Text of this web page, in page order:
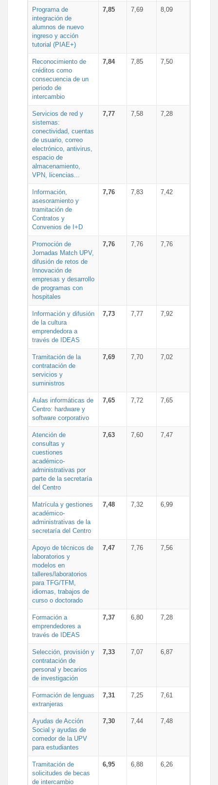
Programa de
integración de
alumnos de nuevo
ingreso y acción
tutorial (PIAE+)
7,85 7,69 8,09
Reconocimiento de
créditos como
consecuencia de un
periodo de
intercambio
7,84 7,85 7,50
Servicios de red y
sistemas:
conectividad, cuentas
de usuario, correo
electrónico, antivirus,
espacio de
almacenamiento,
VPN, licencias...
7,77 7,58 7,28
Información,
asesoramiento y
tramitación de
Contratos y
Convenios de I+D
7,76 7,83 7,42
Promoción de
Jornadas Match UPV,
difusión de retos de
Innovación de
empresas y desarrollo
de programas con
hospitales
7,76 7,76 7,76
Información y difusión
de la cultura
emprendedora a
través de IDEAS
7,73 7,77 7,92
Tramitación de la
contratación de
servicios y
suministros
7,69 7,70 7,02
Aulas informáticas de
Centro: hardware y
software corporativo
7,65 7,72 7,65
Atención de
consultas y
cuestiones
académico-
administrativas por
parte de la secretaría
del Centro
7,63 7,60 7,47
Matrícula y gestiones
académico-
administrativas de la
secretaría del Centro
7,48 7,32 6,99
Apoyo de técnicos de
laboratorios y
modelos en
talleres/laboratorios
para TFG/TFM,
idiomas, trabajos de
curso o doctorado
7,47 7,76 7,56
Formación a
emprendedores a
través de IDEAS
7,37 6,80 7,28
Selección, provisión y
contratación de
personal y becarios
de investigación
7,33 7,07 6,87
Formación de lenguas
extranjeras
7,31 7,25 7,61
Ayudas de Acción
Social y ayudas de
comedor de la UPV
para estudiantes
7,30 7,44 7,48
Tramitación de
solicitudes de becas
de intercambio
6,95 6,88 6,26